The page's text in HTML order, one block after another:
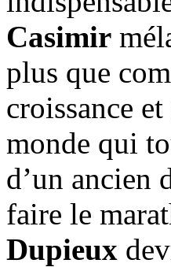
Casimir
plus que
croissance
monde qui
d’un ancien
faire le
Dupieux